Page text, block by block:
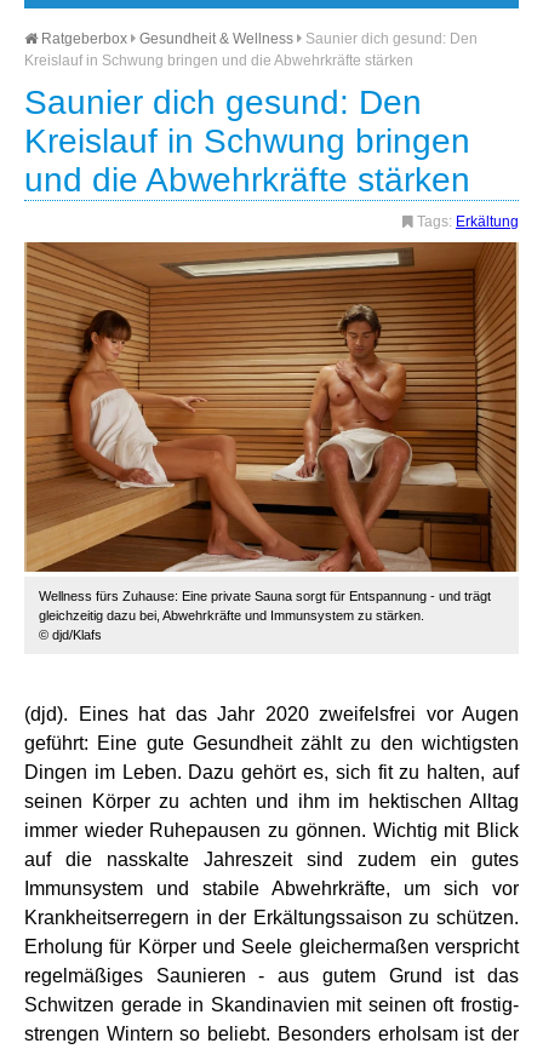
Ratgeberbox Gesundheit & Wellness
Saunier dich gesund: Den
Kreislauf in Schwung bringen und die Abwehrkräfte stärken
Saunier dich gesund: Den
Kreislauf in Schwung bringen
und die Abwehrkräfte stärken
Tags: Erkältung
Wellness fürs Zuhause: Eine private Sauna sorgt für Entspannung - und trägt
gleichzeitig dazu bei, Abwehrkräfte und Immunsystem zu stärken.
© djd/Klafs
(djd). Eines hat das Jahr 2020 zweifelsfrei vor Augen
geführt: Eine gute Gesundheit zählt zu den wichtigsten
Dingen im Leben. Dazu gehört es, sich fit zu halten, auf
seinen Körper zu achten und ihm im hektischen Alltag
immer wieder Ruhepausen zu gönnen. Wichtig mit Blick
auf die nasskalte Jahreszeit sind zudem ein gutes
Immunsystem und stabile Abwehrkräfte, um sich vor
Krankheitserregern in der Erkältungssaison zu schützen.
Erholung für Körper und Seele gleichermaßen verspricht
regelmäßiges Saunieren - aus gutem Grund ist das
Schwitzen gerade in Skandinavien mit seinen oft frostig-
strengen Wintern so beliebt. Besonders erholsam ist der